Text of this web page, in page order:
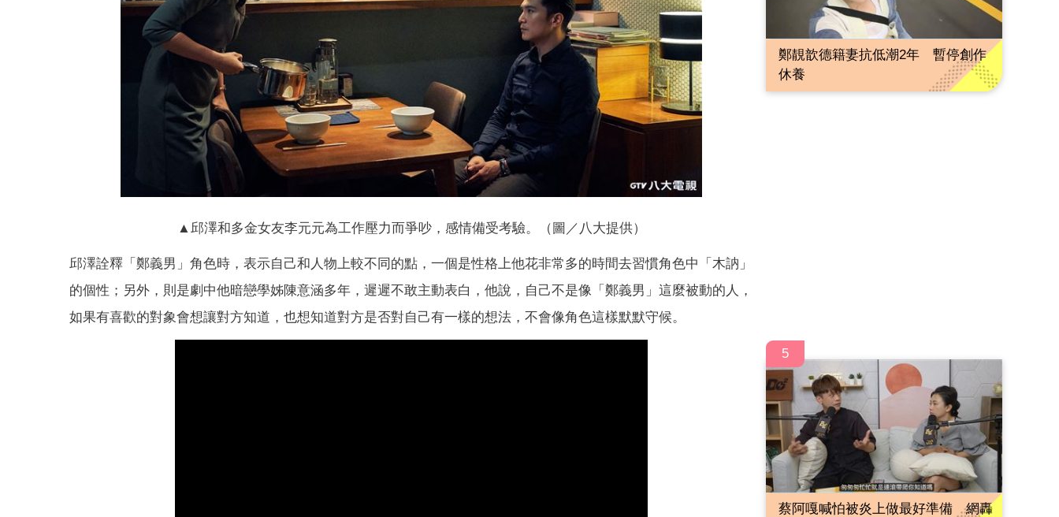
▲邱澤和多金女友李元元為工作壓力而爭吵，感情備受考驗。（圖／八大提供）
邱澤詮釋「鄭義男」角色時，表示自己和人物上較不同的點，一個是性格上他花非常多的時間去習慣角色中「木訥」
的個性；另外，則是劇中他暗戀學姊陳意涵多年，遲遲不敢主動表白，他說，自己不是像「鄭義男」這麼被動的人，
如果有喜歡的對象會想讓對方知道，也想知道對方是否對自己有一樣的想法，不會像角色這樣默默守候。
鄭靚歆德籍妻抗低潮2年 暫停創作
休養
5
蔡阿嘎喊怕被炎上做最好準備 網轟